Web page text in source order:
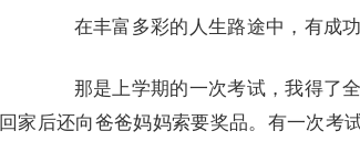
在丰富多彩的人生路途中，有成功
那是上学期的一次考试，我得了全
回家后还向爸爸妈妈索要奖品。有一次考